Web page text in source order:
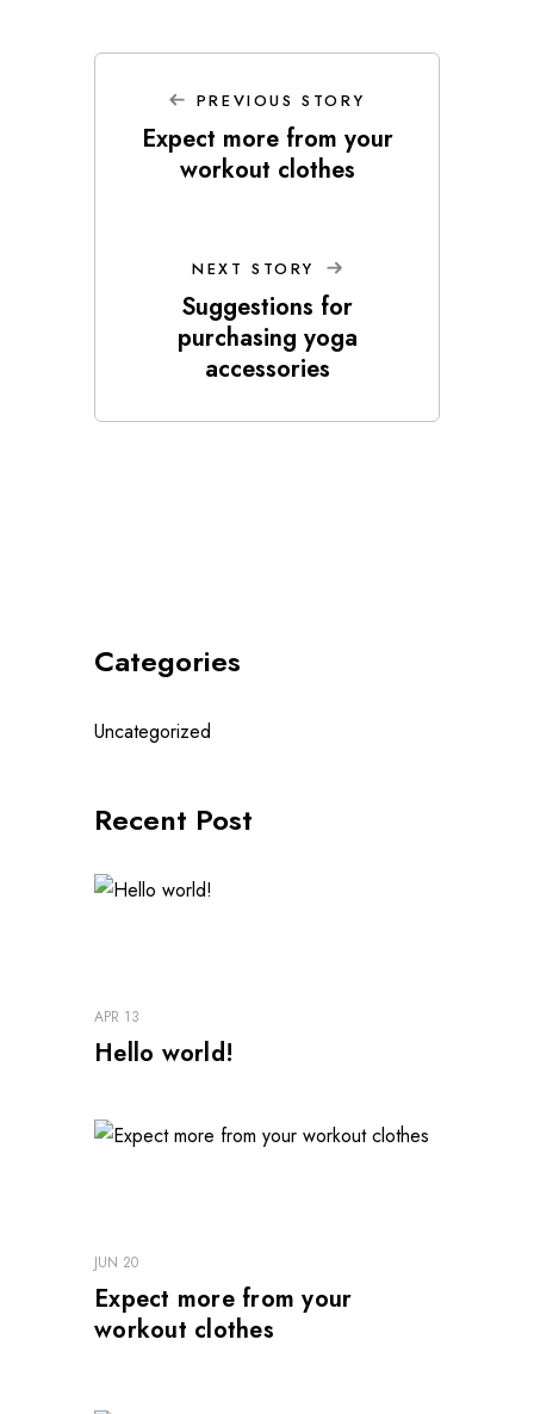
PREVIOUS STORY
Expect more from your
workout clothes
NEXT STORY
Suggestions for
purchasing yoga
accessories
Categories
Uncategorized
Recent Post
APR 13
Hello world!
JUN 20
Expect more from your
workout clothes